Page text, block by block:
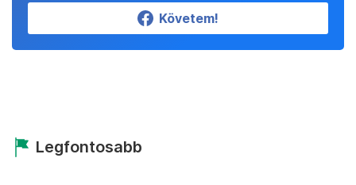
Követem!
Legfontosabb